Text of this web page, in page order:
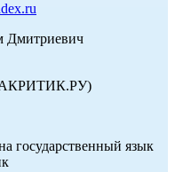
Дмитриевич
государственный язык